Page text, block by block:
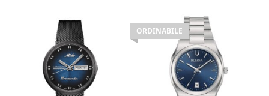
ORDINABILE